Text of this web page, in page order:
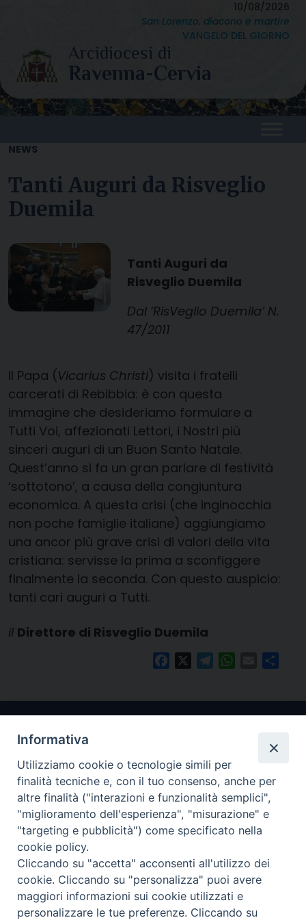
content
10/08/2026
San Lorenzo, diacono e martire
VANGELO DEL GIORNO
NEWS
Tanti Auguri da Risveglio
Duemila
Tanti Auguri da
Risveglio Duemila
Dal ‘RisVeglio Duemila’ N.
47/2011
Il Papa ( Vicarius Christi) visita i fratelli
carcerati di Rebibbia: è con questa
immagine che desideriamo formulare a
Tutti Voi, affezionati Lettori, i Nostri più
sinceri auguri di un Buon Santo Natale.
Quest’anno si fa un gran parlare di festività
‘sottotono’, a causa della congiuntura
economica. A questa crisi (che inginocchia
non poche famiglie italiane) aggiungiamo
una ancor più grave crisi di valori della vita
cristiana: servisse la prima a sconfiggere
finalmente la seconda. Con questo auspicio:
tanti cari auguri a Tutti.
il Direttore di Risveglio Duemila
FacebookTelegramWhatsApp
Email
Arcidiocesi di Ravenna-Cervia
CONTATTI
Piazza Arcivescovado, 1 48121- Ravenna
tel 0544.541655
curia@diocesiravennacervia.it
Informativa
Utilizziamo cookie o tecnologie simili per
finalità tecniche e, con il tuo consenso, anche per
altre finalità ("interazioni e funzionalità semplici",
"miglioramento dell'esperienza", "misurazione" e
"targeting e pubblicità") come specificato nella
cookie policy.
Cliccando su "accetta" acconsenti all'utilizzo dei
cookie. Cliccando su "personalizza" puoi avere
maggiori informazioni sui cookie utilizzati e
personalizzare le tue preferenze. Cliccando su